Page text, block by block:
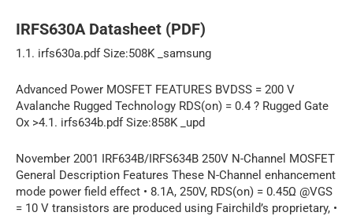
IRFS630A Datasheet (PDF)
1.1. irfs630a.pdf Size:508K _samsung
Advanced Power MOSFET FEATURES BVDSS = 200 V
Avalanche Rugged Technology RDS(on) = 0.4 ? Rugged Gate
Ox >4.1. irfs634b.pdf Size:858K _upd
November 2001 IRF634B/IRFS634B 250V N-Channel MOSFET
General Description Features These N-Channel enhancement
mode power field effect • 8.1A, 250V, RDS(on) = 0.45Ω @VGS
= 10 V transistors are produced using Fairchild’s proprietary, •